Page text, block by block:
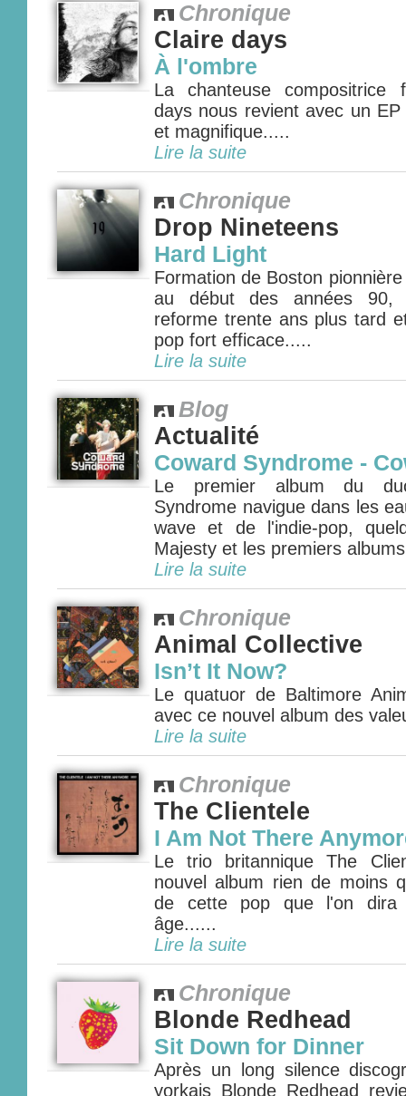
Chronique
Claire days
À l'ombre
La chanteuse compositrice
days nous revient avec un
et magnifique.....
Lire la suite
Chronique
Drop Nineteens
Hard Light
Formation de Boston
au début des années 90,
reforme trente ans plus tard
pop fort efficace.....
Lire la suite
Blog
Actualité
Coward Syndrome -
Le premier album du
Syndrome navigue dans les
wave et de l'indie-pop,
Majesty et les premiers
Lire la suite
Chronique
Animal Collective
Isn’t It Now?
Le quatuor de Baltimore
avec ce nouvel album des
Lire la suite
Chronique
The Clientele
I Am Not There
Le trio britannique The
nouvel album rien de moins
de cette pop que l'on dira
âge......
Lire la suite
Chronique
Blonde Redhead
Sit Down for Dinner
Après un long silence
yorkais Blonde Redhead